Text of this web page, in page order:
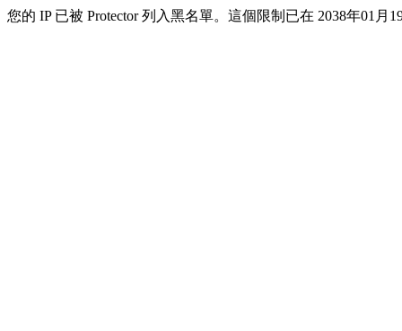
您的 IP 已被 Protector 列入黑名單。這個限制已在 2038年01月